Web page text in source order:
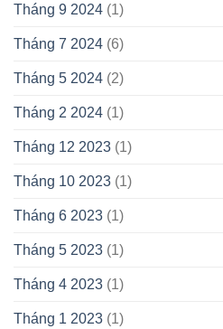
Tháng 9 2024 (1)
Tháng 7 2024 (6)
Tháng 5 2024 (2)
Tháng 2 2024 (1)
Tháng 12 2023 (1)
Tháng 10 2023 (1)
Tháng 6 2023 (1)
Tháng 5 2023 (1)
Tháng 4 2023 (1)
Tháng 1 2023 (1)